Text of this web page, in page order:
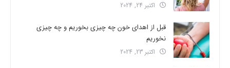
اکتبر 24, 2024
قبل از اهدای خون چه چیزی بخوریم و چه چیزی
نخوریم
اکتبر 23, 2024